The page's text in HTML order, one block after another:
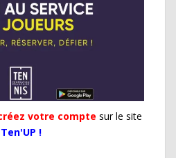
votre compte sur le site
Ten'UP !